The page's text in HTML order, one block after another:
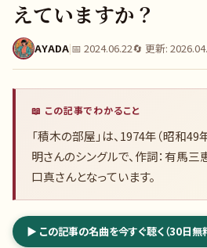
えていますか？
AYADA|📅 2024.06.22🔄 更新:
📖 この記事でわかること
「積木の部屋」は、1974年（昭和
明さんのシングルで、作詞：有馬三
口真さんとなっています。
▶ この記事の名曲を今すぐ聴く（30日無料